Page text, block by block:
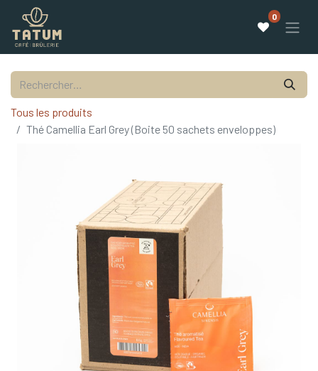
0
Tous les produits
Thé Camellia Earl Grey (Boite 50 sachets enveloppes)